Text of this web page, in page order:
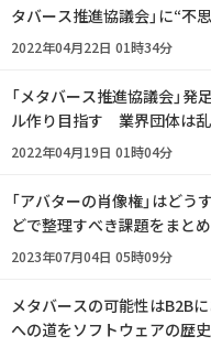
タバース推進協議会」に“不
2022年04月22日 01時34分
「メタバース推進協議会」
ル作り目指す 業界団体は
2022年04月19日 01時04分
「アバターの肖像権」はど
どで整理すべき課題をまと
2023年07月04日 05時09分
メタバースの可能性はB2B
への道をソフトウェアの歴